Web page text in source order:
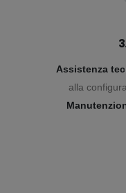
Assistenza
alla